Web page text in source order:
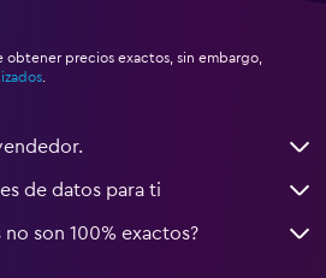
obtener precios exactos, sin embargo,
.
de datos para ti
son 100% exactos?